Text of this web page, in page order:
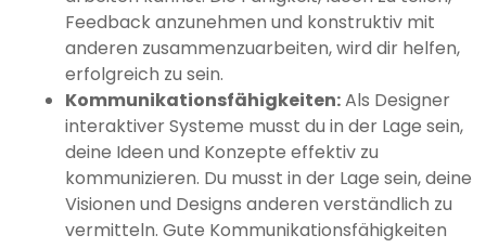
Feedback anzunehmen und konstruktiv mit
anderen zusammenzuarbeiten, wird dir helfen,
erfolgreich zu sein.
Kommunikationsfähigkeiten:Als Designer
interaktiver Systeme musst du in der Lage sein,
deine Ideen und Konzepte effektiv zu
kommunizieren. Du musst in der Lage sein, deine
Visionen und Designs anderen verständlich zu
vermitteln. Gute Kommunikationsfähigkeiten